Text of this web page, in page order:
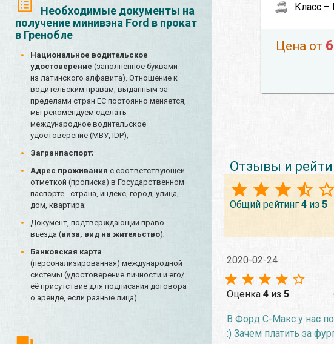
Необходимые документы на
получение минивэна Ford в прокат
в Гренобле
Национальное водительское
удостоверение (заполненное буквами
из латинского алфавита). Отношение к
водительским правам, выданным за
пределами стран ЕС постоянно меняется,
мы рекомендуем сделать
международное водительское
удостоверение (МВУ, IDP);
Загранпаспорт;
Адрес проживания с соответствующей
отметкой (прописка) в Государственном
паспорте - страна, индекс, город, улица,
дом, квартира;
Документ, подтверждающий право
въезда (виза, вид на жительство);
Банковская карта
(персонализированная) международной
системы (удостоверение личности и его/
её присутствие для подписания договора
о аренде, если разные лица).
Класс –
Цена от
Отзывы и
Общий рейтинг 4из 5
2020-02-24
Оценка 4из 5
В Форд С-Макс у нас
:) Зачем платить за